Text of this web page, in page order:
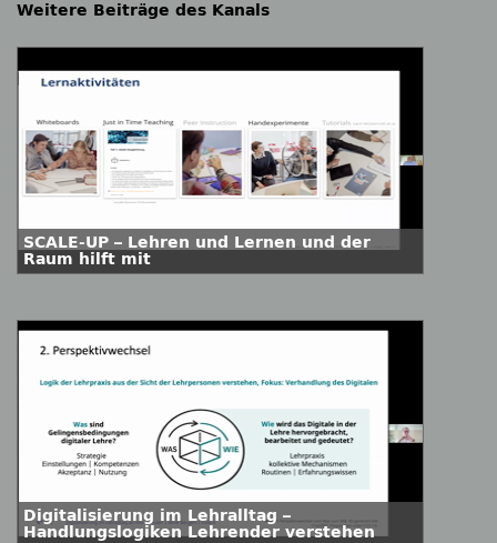
Weitere Beiträge des Kanals
SCALE-UP – Lehren und Lernen und der
Raum hilft mit
Digitalisierung im Lehralltag –
Handlungslogiken Lehrender verstehen